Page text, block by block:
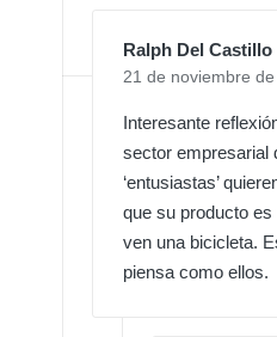
Ralph Del Castillo
21 de noviembre de
Interesante
sector empresarial
‘entusiastas’
que su producto es
ven una bicicleta.
piensa como ellos.